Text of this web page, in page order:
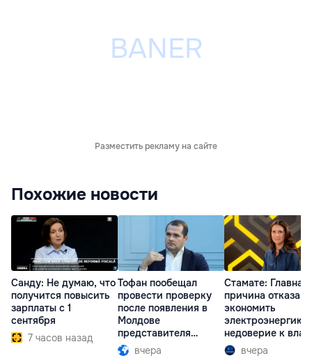
Разместить рекламу на сайте
Похожие новости
Санду: Не думаю, что
получится повысить
зарплаты с 1
сентября
7 часов назад
Тофан пообещал
провести проверку
после появления в
Молдове
представителя
Южной Осетии
вчера
Стамате: Главная
причина отказа
экономить
электроэнергию
недоверие к
вчера